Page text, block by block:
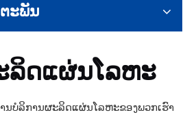
ະພັນ
ລິດແຜ່ນໂລຫະ
ການບໍລິການຜະລິດແຜ່ນໂລຫະຂອງພວກເຮົາ